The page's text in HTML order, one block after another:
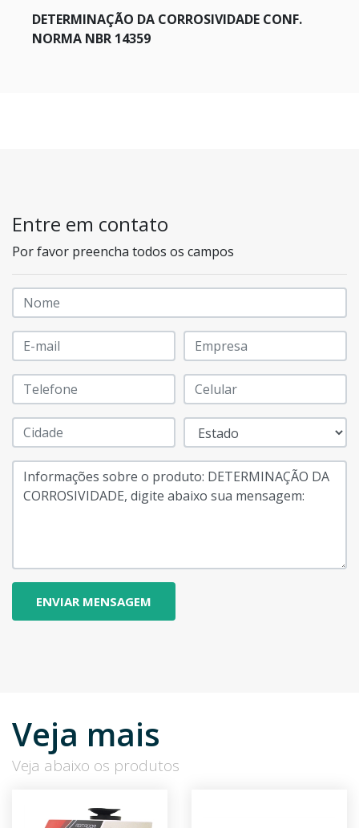
RETÍCULOS DE MICROSCÓPIO
DETERMINAÇÃO DA CORROSIVIDADE CONF.
NORMA NBR 14359
Entre em contato
Por favor preencha todos os campos
Veja mais
Veja abaixo os produtos